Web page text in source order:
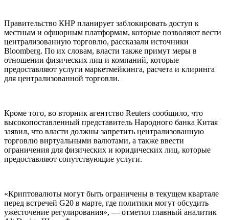
Правительство КНР планирует заблокировать доступ к
местным и офшорным платформам, которые позволяют вести
централизованную торговлю, рассказали источники
Bloomberg. По их словам, власти также примут меры в
отношении физических лиц и компаний, которые
предоставляют услуги маркетмейкинга, расчета и клиринга
для централизованной торговли.
Кроме того, во вторник агентство Reuters сообщило, что
высокопоставленный представитель Народного банка Китая
заявил, что власти должны запретить централизованную
торговлю виртуальными валютами, а также ввести
ограничения для физических и юридических лиц, которые
предоставляют сопутствующие услуги.
«Криптовалюты могут быть ограничены в текущем квартале
перед встречей G20 в марте, где политики могут обсудить
ужесточение регулирования», — отметил главный аналитик